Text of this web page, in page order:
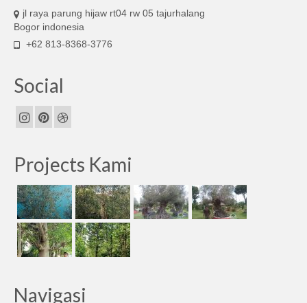
jl raya parung hijaw rt04 rw 05 tajurhalang
Bogor indonesia
+62 813-8368-3776
Social
Projects Kami
Navigasi